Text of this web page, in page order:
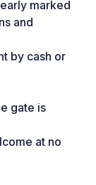
marked
and
by cash or
gate is
at no